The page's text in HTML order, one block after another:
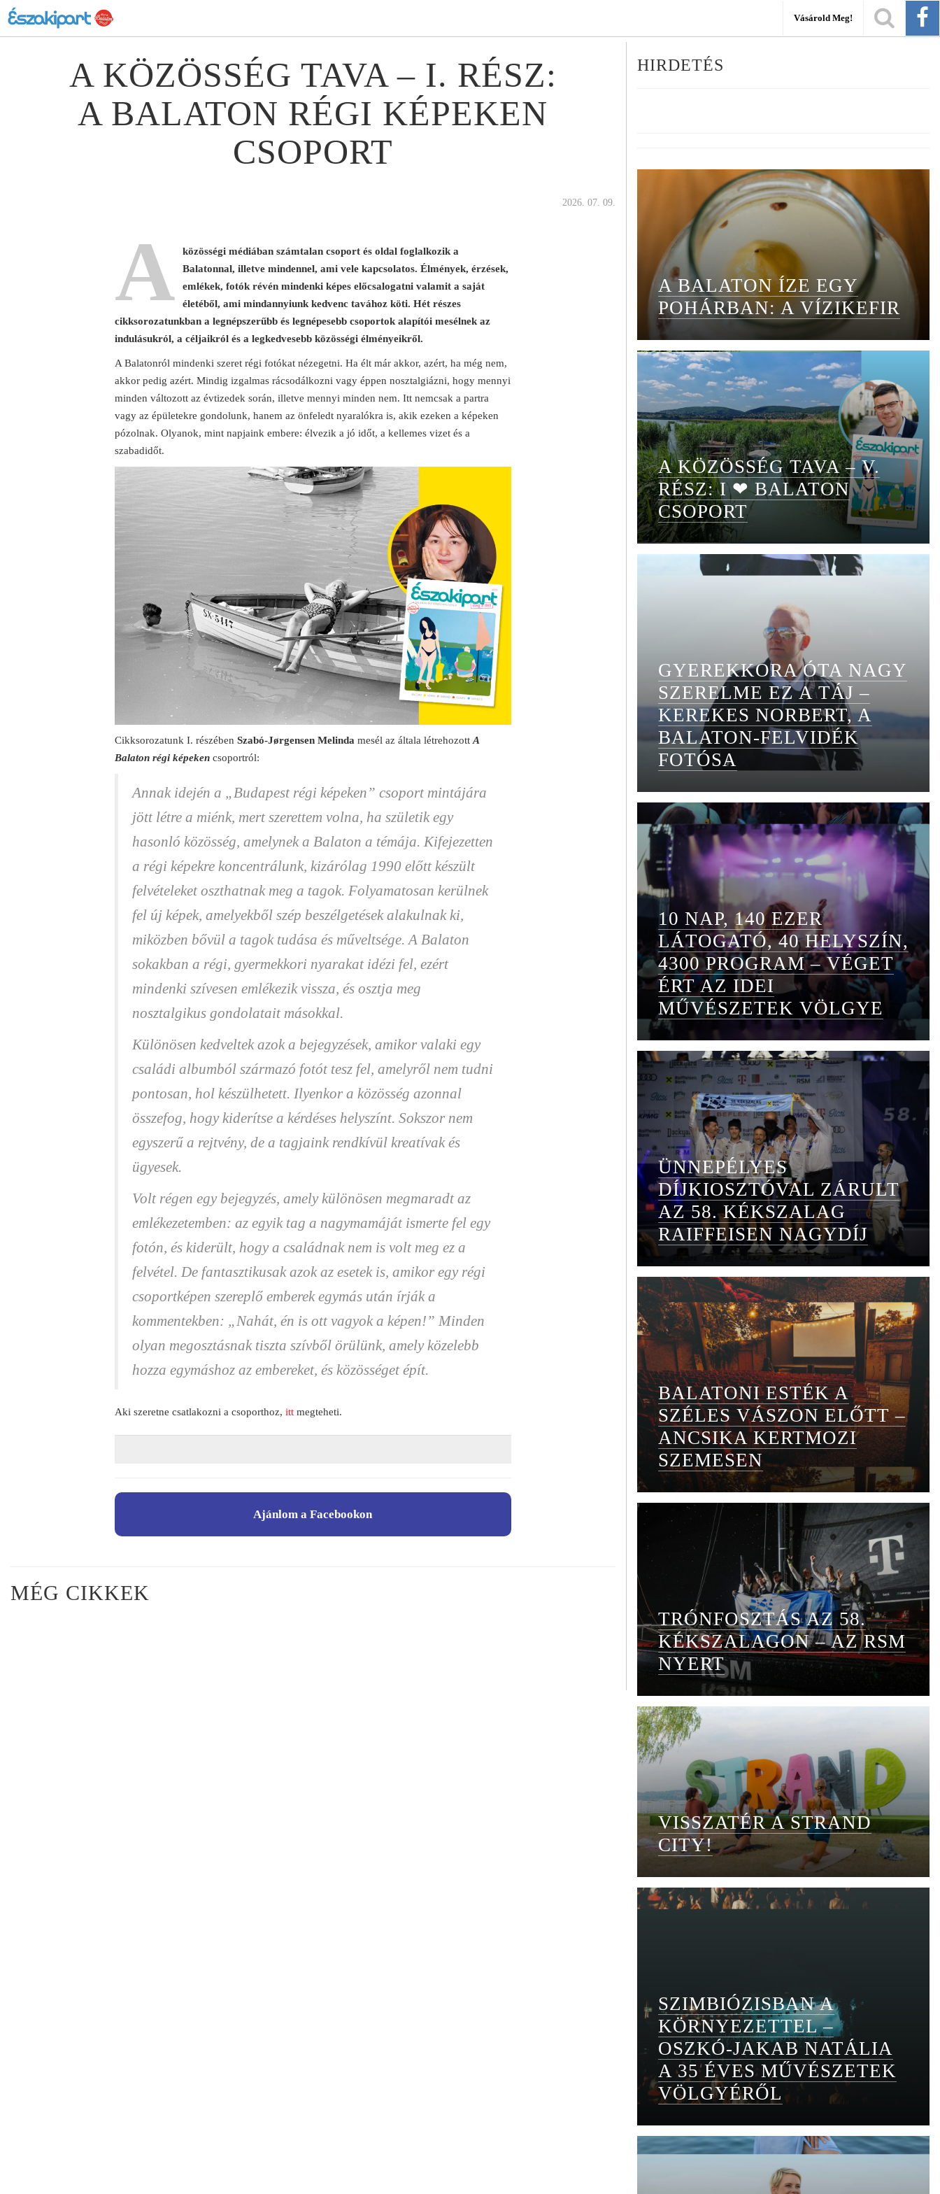
Vásárold Meg!
A KÖZÖSSÉG TAVA – I. RÉSZ:
A BALATON RÉGI KÉPEKEN
CSOPORT
2026. 07. 09.
A
közösségi médiában számtalan csoport és oldal foglalkozik a
Balatonnal, illetve mindennel, ami vele kapcsolatos. Élmények, érzések,
emlékek, fotók révén mindenki képes előcsalogatni valamit a saját
életéből, ami mindannyiunk kedvenc tavához köti. Hét részes
cikksorozatunkban a legnépszerűbb és legnépesebb csoportok alapítói mesélnek az
indulásukról, a céljaikról és a legkedvesebb közösségi élményeikről.
A Balatonról mindenki szeret régi fotókat nézegetni. Ha élt már akkor, azért, ha még nem,
akkor pedig azért. Mindig izgalmas rácsodálkozni vagy éppen nosztalgiázni, hogy mennyi
minden változott az évtizedek során, illetve mennyi minden nem. Itt nemcsak a partra
vagy az épületekre gondolunk, hanem az önfeledt nyaralókra is, akik ezeken a képeken
pózolnak. Olyanok, mint napjaink embere: élvezik a jó időt, a kellemes vizet és a
szabadidőt.
Cikksorozatunk I. részébenSzabó-Jørgensen Melinda mesél az általa létrehozottA
Balaton régi képeken csoportról:
Annak idején a „Budapest régi képeken” csoport mintájára
jött létre a miénk, mert szerettem volna, ha születik egy
hasonló közösség, amelynek a Balaton a témája. Kifejezetten
a régi képekre koncentrálunk, kizárólag 1990 előtt készült
felvételeket oszthatnak meg a tagok. Folyamatosan kerülnek
fel új képek, amelyekből szép beszélgetések alakulnak ki,
miközben bővül a tagok tudása és műveltsége. A Balaton
sokakban a régi, gyermekkori nyarakat idézi fel, ezért
mindenki szívesen emlékezik vissza, és osztja meg
nosztalgikus gondolatait másokkal.
Különösen kedveltek azok a bejegyzések, amikor valaki egy
családi albumból származó fotót tesz fel, amelyről nem tudni
pontosan, hol készülhetett. Ilyenkor a közösség azonnal
összefog, hogy kiderítse a kérdéses helyszínt. Sokszor nem
egyszerű a rejtvény, de a tagjaink rendkívül kreatívak és
ügyesek.
Volt régen egy bejegyzés, amely különösen megmaradt az
emlékezetemben: az egyik tag a nagymamáját ismerte fel egy
fotón, és kiderült, hogy a családnak nem is volt meg ez a
felvétel. De fantasztikusak azok az esetek is, amikor egy régi
csoportképen szereplő emberek egymás után írják a
kommentekben: „Nahát, én is ott vagyok a képen!” Minden
olyan megosztásnak tiszta szívből örülünk, amely közelebb
hozza egymáshoz az embereket, és közösséget épít.
Aki szeretne csatlakozni a csoporthoz,itt megteheti.
Ajánlom a Facebookon
MÉG CIKKEK
HIRDETÉS
A BALATON ÍZE EGY
POHÁRBAN: A VÍZIKEFIR
A KÖZÖSSÉG TAVA – V.
RÉSZ: I ❤ BALATON
CSOPORT
GYEREKKORA ÓTA NAGY
SZERELME EZ A TÁJ –
KEREKES NORBERT, A
BALATON-FELVIDÉK
FOTÓSA
10 NAP, 140 EZER
LÁTOGATÓ, 40 HELYSZÍN,
4300 PROGRAM – VÉGET
ÉRT AZ IDEI
MŰVÉSZETEK VÖLGYE
ÜNNEPÉLYES
DÍJKIOSZTÓVAL ZÁRULT
AZ 58. KÉKSZALAG
RAIFFEISEN NAGYDÍJ
BALATONI ESTÉK A
SZÉLES VÁSZON ELŐTT –
ANCSIKA KERTMOZI
SZEMESEN
TRÓNFOSZTÁS AZ 58.
KÉKSZALAGON – AZ RSM
NYERT
VISSZATÉR A STRAND
CITY!
SZIMBIÓZISBAN A
KÖRNYEZETTEL –
OSZKÓ-JAKAB NATÁLIA
A 35 ÉVES MŰVÉSZETEK
VÖLGYÉRŐL